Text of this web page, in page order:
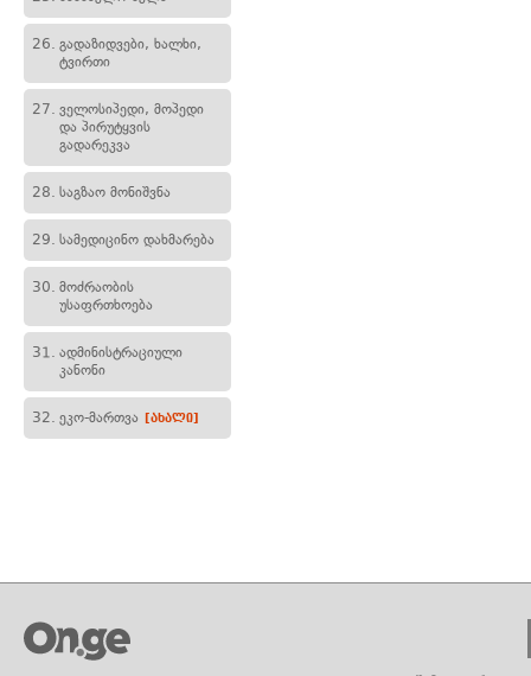
26. გადაზიდვები, ხალხი,
ტვირთი
27. ველოსიპედი, მოპედი
და პირუტყვის
გადარეკვა
28. საგზაო მონიშვნა
29. სამედიცინო დახმარება
30. მოძრაობის
უსაფრთხოება
31. ადმინისტრაციული
კანონი
32. ეკო-მართვა [ახალი]